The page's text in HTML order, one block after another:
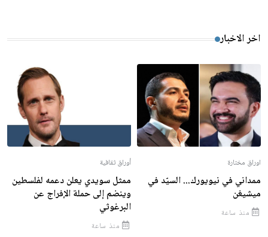
اخر الاخبار
اوراق مختارة
ممداني في نيويورك... السيّد في
ميشيغن
منذ ساعة
أوراق ثقافية
ممثل سويدي يعلن دعمه لفلسطين
وينضم إلى حملة الإفراج عن
البرغوثي
منذ ساعة